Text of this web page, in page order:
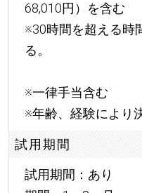
68,010円）を含む
※30時間を超える時
る。
※一律手当含む
※年齢、経験により
試用期間
試用期間：あり